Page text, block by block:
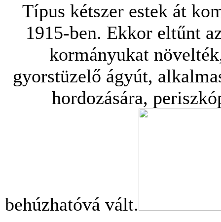
Típus kétszer estek át
1915-ben. Ekkor eltűnt
kormányukat
gyorstüzelő ágyút,
hordozására,
behúzhatóvá vált.